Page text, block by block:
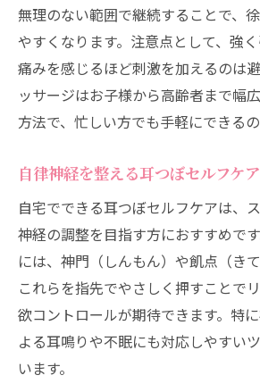
無理のない範囲で継続することで、
やすくなります。注意点として、強
痛みを感じるほど刺激を加えるのは
ッサージはお子様から高齢者まで幅
方法で、忙しい方でも手軽にできるの
自律神経を整える耳つぼセルフケ
自宅でできる耳つぼセルフケアは、
神経の調整を目指す方におすすめで
には、神門（しんもん）や飢点（き
これらを指先でやさしく押すことで
欲コントロールが期待できます。特
よる耳鳴りや不眠にも対応しやすい
います。